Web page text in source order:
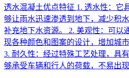
透水混凝土优点特征 1. 透水性：它
够让雨水迅速渗透到地下，减少积
补充地下水资源。 2. 美观性：可以
现各种颜色和图案的设计，增加城
3. 耐久性：经过特殊工艺处理，具
够承受车辆和行人的荷载，不易出